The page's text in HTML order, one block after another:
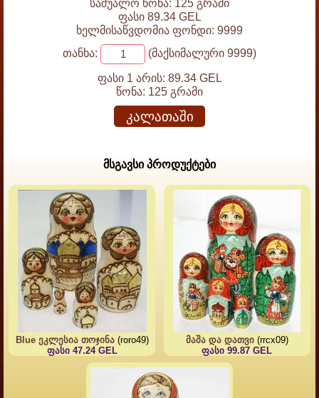
საშუალო წონა: 125 გრამი
ფასი 89.34 GEL
ხელმისაწვდომია ფონდი: 9999
თანხა:
(მაქსიმალური 9999)
ფასი 1 არის: 89.34 GEL
წონა: 125 გრამი
კალათაში
მსგავსი პროდუქტები
Blue ეკლესია თოჯინა(roro49)
ფასი 47.24 GEL
მაშა და დათვი(rrcx09)
ფასი 99.87 GEL